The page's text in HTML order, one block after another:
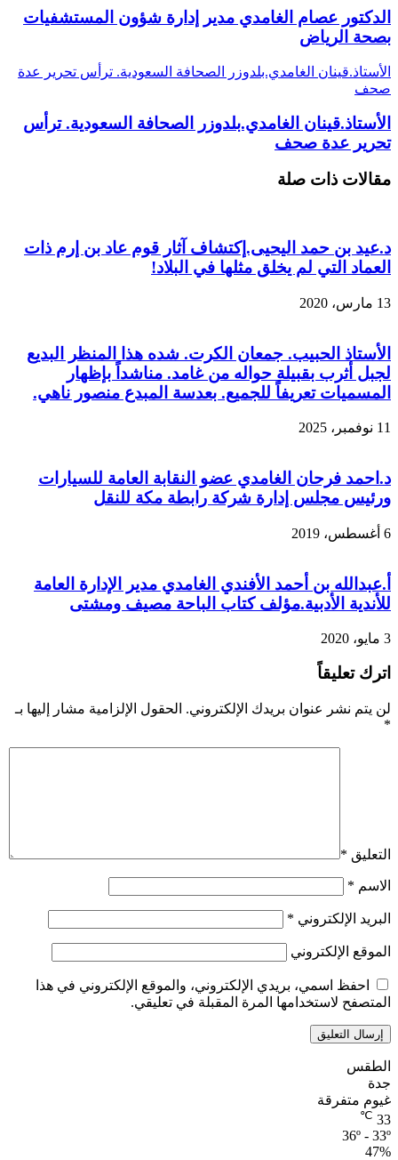
الدكتور عصام الغامدي مدير إدارة شؤون المستشفيات
بصحة الرياض
الأستاذ.قينان الغامدي.بلدوزر الصحافة السعودية. ترأس تحرير عدة
صحف
الأستاذ.قينان الغامدي.بلدوزر الصحافة السعودية. ترأس
تحرير عدة صحف
مقالات ذات صلة
د.عيد بن حمد اليحيى.إكتشاف آثار قوم عاد بن إرم ذات
العماد التي لم يخلق مثلها في البلاد!
13 مارس، 2020
الأستاذ الحبيب. جمعان الكرت. شده هذا المنظر البديع
لجبل أثرب بقبيلة حواله من غامد. مناشداً بإظهار
المسميات تعريفاً للجميع. بعدسة المبدع منصور ناهي.
11 نوفمبر، 2025
د.احمد فرحان الغامدي عضو النقابة العامة للسيارات
ورئيس مجلس إدارة شركة رابطة مكة للنقل
6 أغسطس، 2019
أ.عبدالله بن أحمد الأفندي الغامدي مدير الإدارة العامة
للأندية الأدبية.مؤلف كتاب الباحة مصيف ومشتى
3 مايو، 2020
اترك تعليقاً
لن يتم نشر عنوان بريدك الإلكتروني. الحقول الإلزامية مشار إليها بـ
*
التعليق *
الاسم *
البريد الإلكتروني *
الموقع الإلكتروني
احفظ اسمي، بريدي الإلكتروني، والموقع الإلكتروني في هذا
المتصفح لاستخدامها المرة المقبلة في تعليقي.
الطقس
جدة
غيوم متفرقة
33
℃
36º - 33º
47%